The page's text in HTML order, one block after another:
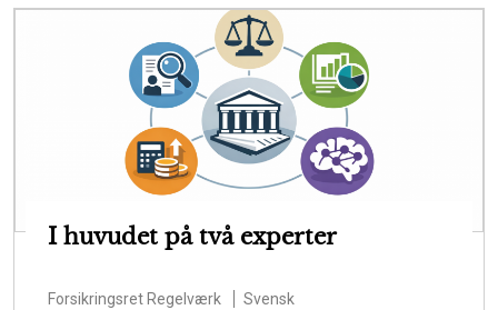
I huvudet på två experter
Forsikringsret Regelværk Svensk